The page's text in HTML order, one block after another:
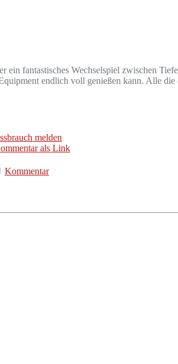
fantastisches Wechselspiel zwischen
endlich voll genießen kann. Alle
melden
als Link
Kommentar